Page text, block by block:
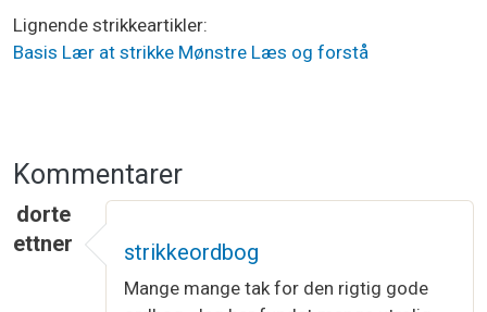
Lignende strikkeartikler
Basis Lær at strikke Mønstre Læs og forstå
Kommentarer
dorte
ettner
strikkeordbog
Mange mange tak for den rigtig gode